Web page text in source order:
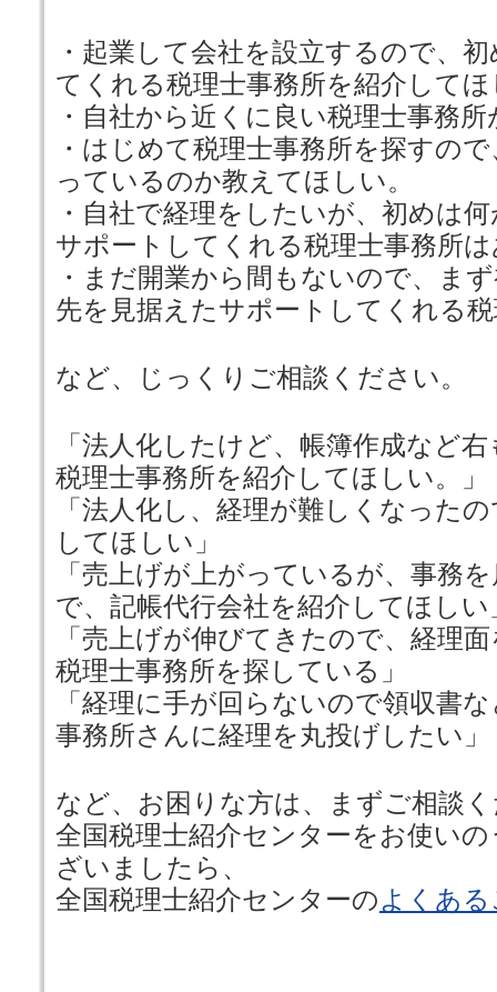
・起業して会社を設立するので、
てくれる税理士事務所を紹介して
・自社から近くに良い税理士事務
・はじめて税理士事務所を探すの
っているのか教えてほしい。
・自社で経理をしたいが、初めは
サポートしてくれる税理士事務所
・まだ開業から間もないので、ま
先を見据えたサポートしてくれる
など、じっくりご相談ください。
「法人化したけど、帳簿作成など
税理士事務所を紹介してほしい。」
「法人化し、経理が難しくなった
してほしい」
「売上げが上がっているが、事務
で、記帳代行会社を紹介してほしい
「売上げが伸びてきたので、経理
税理士事務所を探している」
「経理に手が回らないので領収書
事務所さんに経理を丸投げしたい」
など、お困りな方は、まずご相談
全国税理士紹介センターをお使い
ざいましたら、
全国税理士紹介センターのよくあ